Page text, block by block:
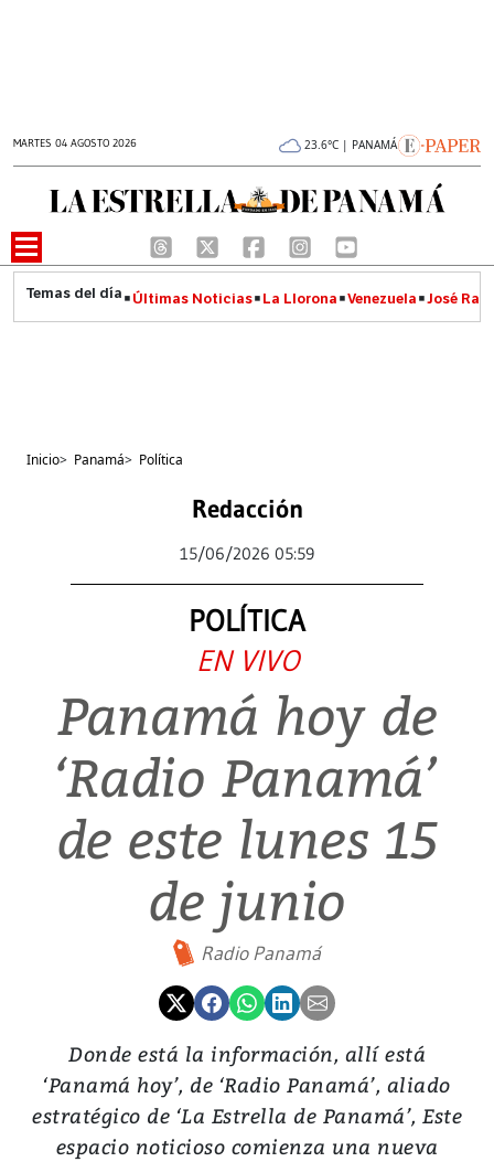
MARTES 04 AGOSTO 2026 23.6°C | PANAMÁ
Últimas Noticias La Llorona Venezuela José
Inicio> Panamá> Política
Redacción
15/06/2026 05:59
POLÍTICA
EN VIVO
Panamá hoy de
‘Radio Panamá’
de este lunes 15
de junio
Radio Panamá
Donde está la información, allí está
‘Panamá hoy’, de ‘Radio Panamá’, aliado
estratégico de ‘La Estrella de Panamá’, Este
espacio noticioso comienza una nueva